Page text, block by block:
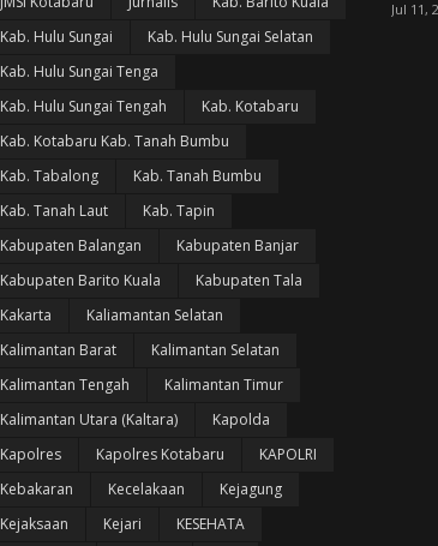
Kab. Hulu Sungai
Kab. Hulu Sungai Selatan
Kab. Hulu Sungai Tenga
Kab. Hulu Sungai Tengah
Kab. Kotabaru
Kab. Kotabaru Kab. Tanah Bumbu
Kab. Tabalong
Kab. Tanah Bumbu
Kab. Tanah Laut
Kab. Tapin
Kabupaten Balangan
Kabupaten Banjar
Kabupaten Barito Kuala
Kabupaten Tala
Kakarta
Kaliamantan Selatan
Kalimantan Barat
Kalimantan Selatan
Kalimantan Tengah
Kalimantan Timur
Kalimantan Utara (Kaltara)
Kapolda
Kapolres
Kapolres Kotabaru
KAPOLRI
Kebakaran
Kecelakaan
Kejagung
Kejaksaan
Kejari
KESEHATA
Jul 11,